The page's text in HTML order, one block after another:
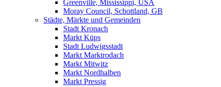
Greenville, Mississippi, USA
Moray Council, Schottland, GB
Städte, Märkte und Gemeinden
Stadt Kronach
Markt Küps
Stadt Ludwigsstadt
Markt Marktrodach
Markt Mitwitz
Markt Nordhalben
Markt Pressig